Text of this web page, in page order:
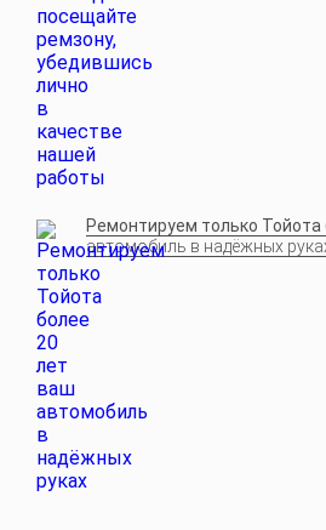
Ремонтируем только Тойота
автомобиль в надёжных